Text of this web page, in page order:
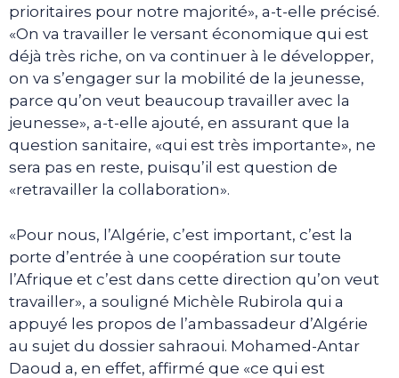
prioritaires pour notre majorité», a-t-elle précisé.
«On va travailler le versant économique qui est
déjà très riche, on va continuer à le développer,
on va s’engager sur la mobilité de la jeunesse,
parce qu’on veut beaucoup travailler avec la
jeunesse», a-t-elle ajouté, en assurant que la
question sanitaire, «qui est très importante», ne
sera pas en reste, puisqu’il est question de
«retravailler la collaboration».
«Pour nous, l’Algérie, c’est important, c’est la
porte d’entrée à une coopération sur toute
l’Afrique et c’est dans cette direction qu’on veut
travailler», a souligné Michèle Rubirola qui a
appuyé les propos de l’ambassadeur d’Algérie
au sujet du dossier sahraoui. Mohamed-Antar
Daoud a, en effet, affirmé que «ce qui est